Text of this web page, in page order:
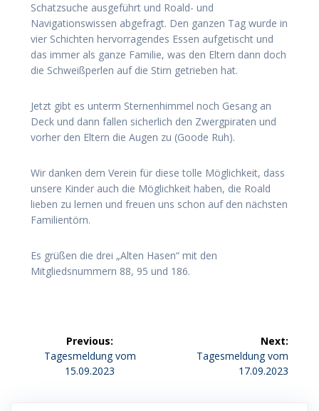
Schatzsuche ausgeführt und Roald- und
Navigationswissen abgefragt. Den ganzen Tag wurde in
vier Schichten hervorragendes Essen aufgetischt und
das immer als ganze Familie, was den Eltern dann doch
die Schweißperlen auf die Stirn getrieben hat.
Jetzt gibt es unterm Sternenhimmel noch Gesang an
Deck und dann fallen sicherlich den Zwergpiraten und
vorher den Eltern die Augen zu (Goode Ruh).
Wir danken dem Verein für diese tolle Möglichkeit, dass
unsere Kinder auch die Möglichkeit haben, die Roald
lieben zu lernen und freuen uns schon auf den nächsten
Familientörn.
Es grüßen die drei „Alten Hasen“ mit den
Mitgliedsnummern 88, 95 und 186.
Beitragsnavigation
Previous:
Previous
post:
Tagesmeldung vom
15.09.2023
Next:
Next
Tagesmeldung vom
17.09.2023